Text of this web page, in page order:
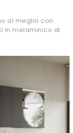
al meglio con
in melaminico di